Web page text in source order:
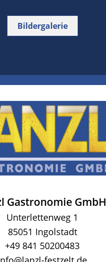
Bildergalerie
Gastronomie GmbH
Unterlettenweg 1
85051 Ingolstadt
+49 841 50200483